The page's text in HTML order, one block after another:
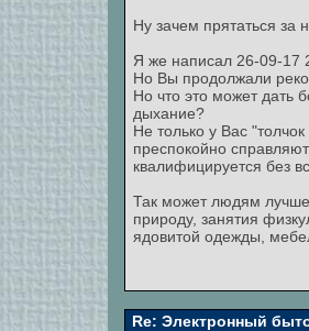
Ну зачем прятаться за
Я же написал 26-09-17
Но Вы продолжали
Но что это может дать
дыхание?
Не только у Вас
преспокойно
квалифицируется без
Так может людям
природу, занятия
ядовитой одежды,
Re: Электронный